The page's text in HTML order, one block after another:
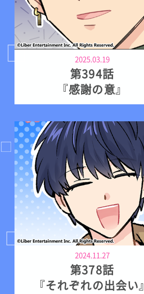
2025.03.19
第394話
『感謝の意』
2024.11.27
第378話
『それぞれの出会い』